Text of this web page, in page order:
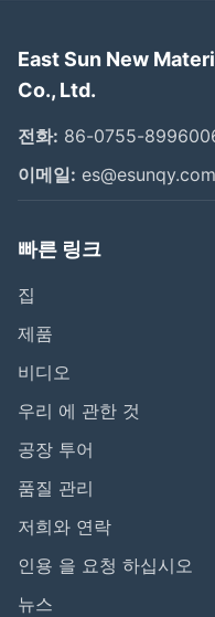
East Sun New
Co., Ltd.
전화: 86-0755-
이메일: es@esunqy.com
빠른 링크
집
제품
비디오
우리 에 관한 것
공장 투어
품질 관리
저희와 연락
인용 을 요청 하십시오
뉴스